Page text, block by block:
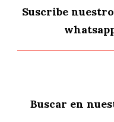
Suscribe
Buscar en